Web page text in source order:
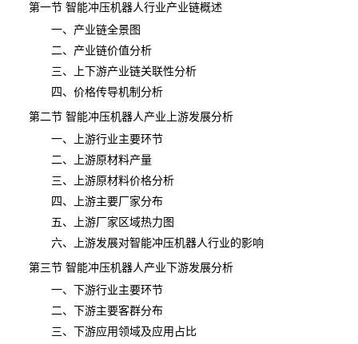
第一节 智能冲压机器人行业产业链概述
一、产业链全景图
二、产业链价值分析
三、上下游产业链关联性分析
四、价格传导机制分析
第二节 智能冲压机器人产业上游发展分析
一、上游行业主要环节
二、上游原材料产量
三、上游原材料价格分析
四、上游主要厂家分布
五、上游厂家区域热力图
六、上游发展对智能冲压机器人行业的影响
第三节 智能冲压机器人产业下游发展分析
一、下游行业主要环节
二、下游主要客群分布
三、下游应用领域及应用占比